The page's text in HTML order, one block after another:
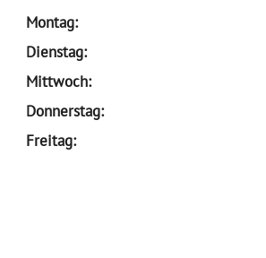
Montag:
Dienstag:
Mittwoch:
Donnerstag:
Freitag: